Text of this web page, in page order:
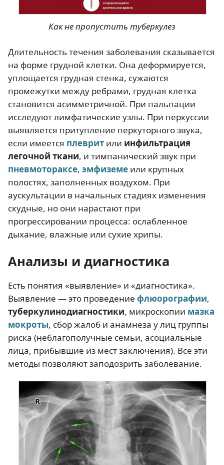
Как не пропустить туберкулез
Длительность течения заболевания сказывается
на форме грудной клетки. Она деформируется,
уплощается грудная стенка, сужаются
промежутки между ребрами, грудная клетка
становится асимметричной. При пальпации
исследуют лимфатические узлы. При перкуссии
выявляется притупление перкуторного звука,
если имеется плеврит или инфильтрация
легочной ткани, и тимпанический звук при
пневмотораксе, эмфиземе или крупных
полостях, заполненных воздухом. При
аускультации в начальных стадиях изменения
скудные, но они нарастают при
прогрессировании процесса: ослабленное
дыхание, влажные или сухие хрипы.
Анализы и диагностика
Есть понятия «выявление» и «диагностика».
Выявление — это проведение флюорографии,
туберкулинодиагностики, микроскопии мазка
мокроты, сбор жалоб и анамнеза у лиц группы
риска (неблагополучные семьи, асоциальные
лица, прибывшие из мест заключения). Все эти
методы позволяют заподозрить заболевание.